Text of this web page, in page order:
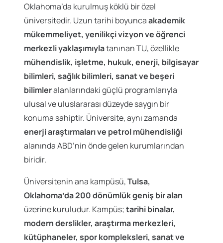
Oklahoma’da kurulmuş köklü bir özel
üniversitedir. Uzun tarihi boyuncaakademik
mükemmeliyet, yenilikçi vizyon ve öğrenci
merkezli yaklaşımıylatanınan TU, özellikle
mühendislik, işletme, hukuk, enerji, bilgisayar
bilimleri, sağlık bilimleri, sanat ve beşeri
bilimleralanlarındaki güçlü programlarıyla
ulusal ve uluslararası düzeyde saygın bir
konuma sahiptir. Üniversite, aynı zamanda
enerji araştırmaları ve petrol mühendisliği
alanında ABD’nin önde gelen kurumlarından
biridir.
Üniversitenin ana kampüsü,Tulsa,
Oklahoma’da 200 dönümlük geniş bir alan
üzerine kuruludur. Kampüs;tarihi binalar,
modern derslikler, araştırma merkezleri,
kütüphaneler, spor kompleksleri, sanat ve